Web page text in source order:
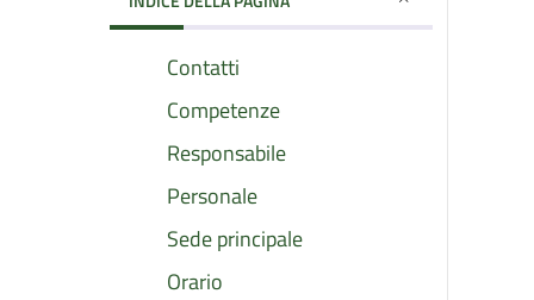
Contatti
Competenze
Responsabile
Personale
Sede principale
Orario